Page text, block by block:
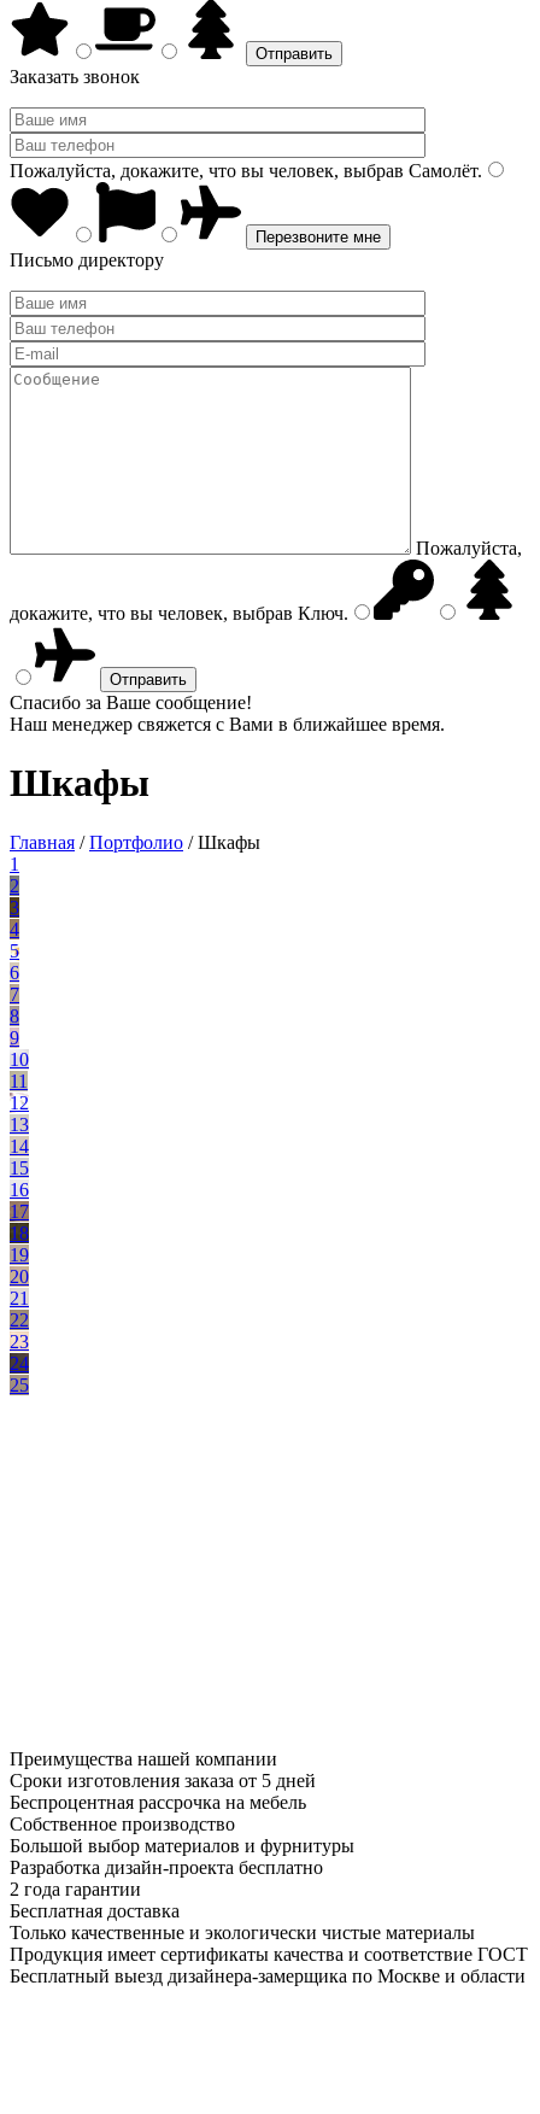
Заказать звонок
Пожалуйста, докажите, что вы человек, выбрав Самолёт.
Письмо директору
Пожалуйста,
докажите, что вы человек, выбрав Ключ.
Спасибо за Ваше сообщение!
Наш менеджер свяжется с Вами в ближайшее время.
Шкафы
Главная /Портфолио /Шкафы
1
2
3
4
5
6
7
8
9
10
11
12
13
14
15
16
17
18
19
20
21
22
23
24
25
Преимущества нашей компании
Сроки изготовления заказа от 5 дней
Беспроцентная рассрочка на мебель
Собственное производство
Большой выбор материалов и фурнитуры
Разработка дизайн-проекта бесплатно
2 года гарантии
Бесплатная доставка
Только качественные и экологически чистые материалы
Продукция имеет сертификаты качества и соответствие ГОСТ
Бесплатный выезд дизайнера-замерщика по Москве и области